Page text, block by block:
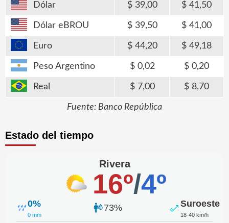
Dólar 39,00 41,50
Dólar eBROU 39,50 41,00
Euro 44,20 49,18
Peso Argentino 0,02 0,20
Real 7,00 8,70
Fuente: Banco República
Estado del tiempo
Rivera
16º/4º
0%
0 mm
73% Suroeste
18-40 km/h